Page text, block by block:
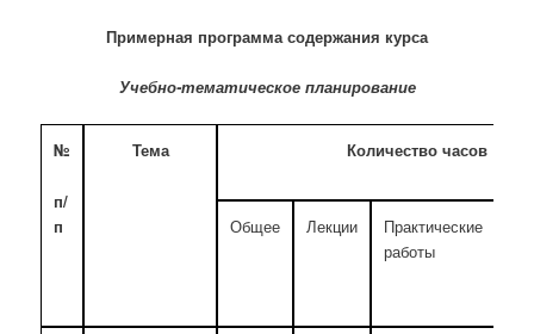
Примерная программа содержания курса
Учебно-тематическое планирование
№
п/
п
Тема Количество часов
Общее Лекции
Практические
работы